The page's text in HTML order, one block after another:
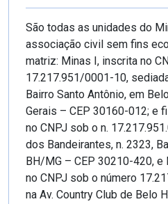
São todas as unidades do
associação civil sem fins
matriz: Minas I, inscrita no
17.217.951/0001-10,
Bairro Santo Antônio, em
Gerais – CEP 30160-012; e
no CNPJ sob o n.
dos Bandeirantes, n. 2323,
BH/MG – CEP 30210-420, e
no CNPJ sob o número
na Av. Country Club de Belo